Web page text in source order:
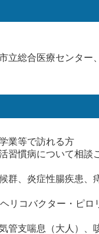
立総合医療センタ
業等で訪れる方
習慣病について相談
群、炎症性腸疾患、
リコバクター・ピロ
管支喘息（大人）、